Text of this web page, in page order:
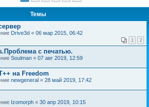
Темы
Drive3d « 06 мар 2015, 06:42
1 2
с печатью.
Soulman « 07 авг 2019, 12:59
на Freedom
newgeneral « 28 май 2019, 17:42
Izomorph « 30 апр 2019, 10:15